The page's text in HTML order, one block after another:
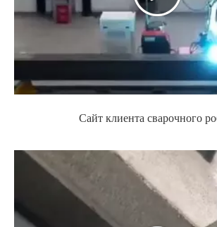
Сайт клиента сварочного